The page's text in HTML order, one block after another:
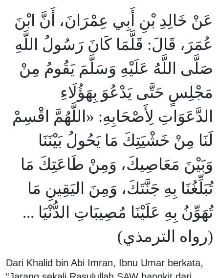
عَنْ خَالِدِ بْنِ أَبِي عِمْرَانَ، أَنَّ ابْنَ
عُمَرَ، قَالَ: قَلَّمَا كَانَ رَسُولُ اللَّهِ
صَلَّى اللَّهُ عَلَيْهِ وَسَلَّمَ يَقُومُ مِنْ
مَجْلِسٍ حَتَّى يَدْعُوَ بِهَؤُلَاءِ
الدَّعَوَاتِ لِأَصْحَابِهِ: «اللَّهُمَّ اقْسِمْ
لَنَا مِنْ خَشْيَتِكَ مَا يَحُولُ بَيْنَنَا
وَبَيْنَ مَعَاصِيكَ، وَمِنْ طَاعَتِكَ مَا
تُبَلِّغُنَا بِهِ جَنَّتَكَ، وَمِنَ اليَقِينِ مَا
تُهَوِّنُ بِهِ عَلَيْنَا مُصِيبَاتِ الدُّنْيَا ...
(رواه الترمذي)
Dari Khalid bin Abi Imran, Ibnu Umar berkata,